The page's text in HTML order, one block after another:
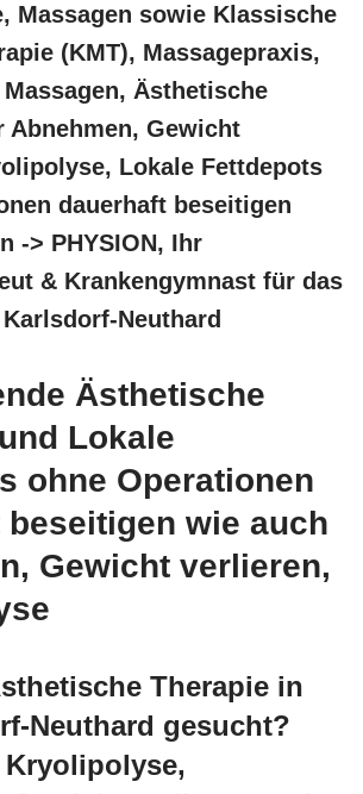
Massagen sowie Klassische
(KMT), Massagepraxis,
Ästhetische
Abnehmen, Gewicht
Lokale Fettdepots
dauerhaft beseitigen
-> PHYSION, Ihr
& Krankengymnast für das
Neuthard
Ästhetische
Lokale
ohne Operationen
beseitigen wie auch
Gewicht verlieren,
Therapie in
Neuthard gesucht?